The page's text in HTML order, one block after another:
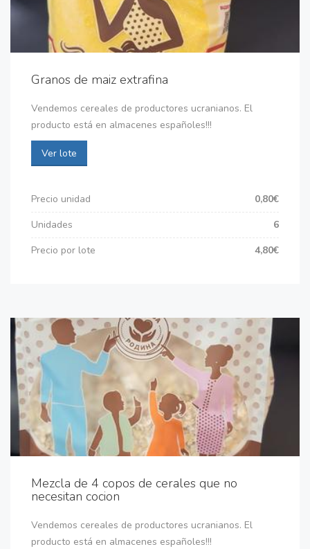
Granos de maiz extrafina
Vendemos cereales de productores ucranianos. El
producto está en almacenes españoles!!!
Ver lote
Precio unidad
0,80€
Unidades
6
Precio por lote
4,80€
Mezcla de 4 copos de cerales que no
necesitan cocion
Vendemos cereales de productores ucranianos. El
producto está en almacenes españoles!!!